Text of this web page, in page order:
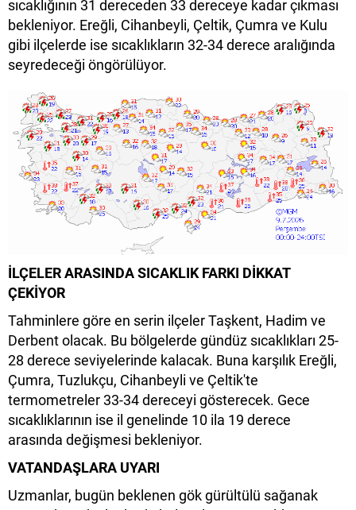
sıcaklığının 31 dereceden 33 dereceye kadar çıkması
bekleniyor. Ereğli, Cihanbeyli, Çeltik, Çumra ve Kulu
gibi ilçelerde ise sıcaklıkların 32-34 derece aralığında
seyredeceği öngörülüyor.
İLÇELER ARASINDA SICAKLIK FARKI DİKKAT
ÇEKİYOR
Tahminlere göre en serin ilçeler Taşkent, Hadim ve
Derbent olacak. Bu bölgelerde gündüz sıcaklıkları 25-
28 derece seviyelerinde kalacak. Buna karşılık Ereğli,
Çumra, Tuzlukçu, Cihanbeyli ve Çeltik'te
termometreler 33-34 dereceyi gösterecek. Gece
sıcaklıklarının ise il genelinde 10 ila 19 derece
arasında değişmesi bekleniyor.
VATANDAŞLARA UYARI
Uzmanlar, bugün beklenen gök gürültülü sağanak